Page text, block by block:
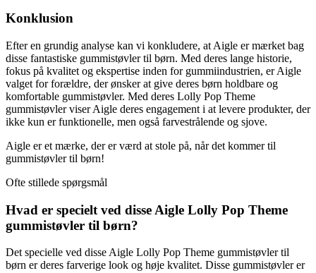
Konklusion
Efter en grundig analyse kan vi konkludere, at Aigle er mærket bag
disse fantastiske gummistøvler til børn. Med deres lange historie,
fokus på kvalitet og ekspertise inden for gummiindustrien, er Aigle
valget for forældre, der ønsker at give deres børn holdbare og
komfortable gummistøvler. Med deres Lolly Pop Theme
gummistøvler viser Aigle deres engagement i at levere produkter, der
ikke kun er funktionelle, men også farvestrålende og sjove.
Aigle er et mærke, der er værd at stole på, når det kommer til
gummistøvler til børn!
Ofte stillede spørgsmål
Hvad er specielt ved disse Aigle Lolly Pop Theme
gummistøvler til børn?
Det specielle ved disse Aigle Lolly Pop Theme gummistøvler til
børn er deres farverige look og høje kvalitet. Disse gummistøvler er